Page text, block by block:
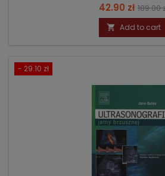
Price
42.90 zł
price
189.00
 Add to cart
- 29.10 zł